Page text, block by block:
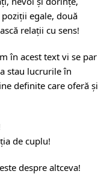
egale, două
relații cu sens!
în acest text vi se par
stau lucrurile în
definite care oferă și
de cuplu!
despre altceva!